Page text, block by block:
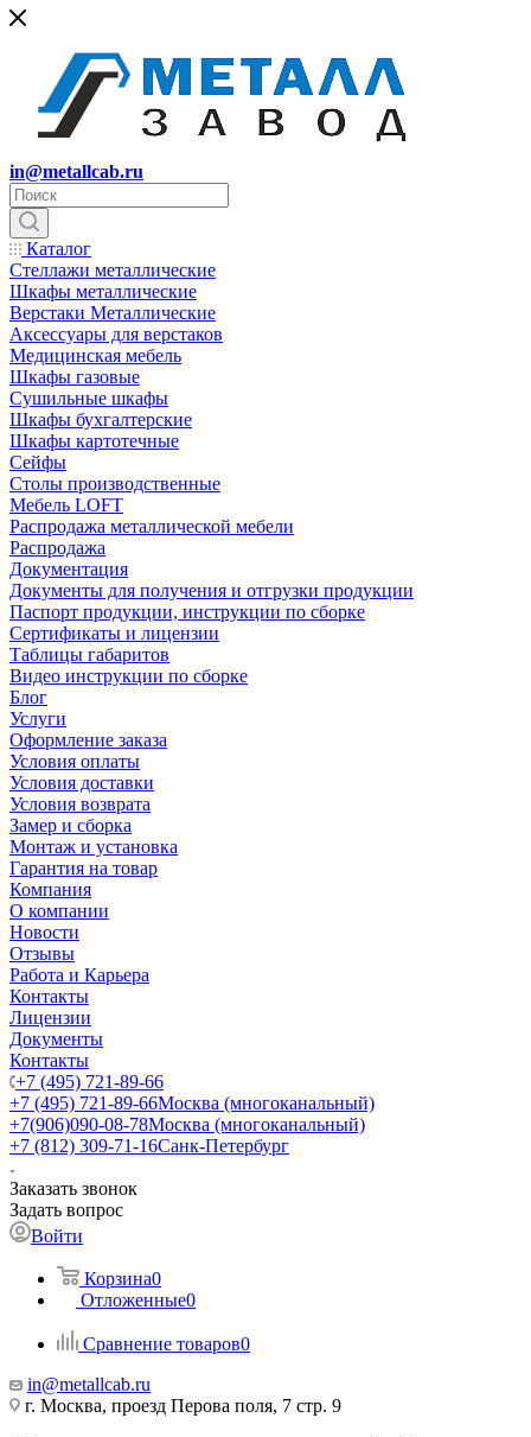
in@metallcab.ru
Каталог
Стеллажи металлические
Шкафы металлические
Верстаки Металлические
Аксессуары для верстаков
Медицинская мебель
Шкафы газовые
Сушильные шкафы
Шкафы бухгалтерские
Шкафы картотечные
Сейфы
Столы производственные
Мебель LOFT
Распродажа металлической мебели
Распродажа
Документация
Документы для получения и отгрузки продукции
Паспорт продукции, инструкции по сборке
Сертификаты и лицензии
Таблицы габаритов
Видео инструкции по сборке
Блог
Услуги
Оформление заказа
Условия оплаты
Условия доставки
Условия возврата
Замер и сборка
Монтаж и установка
Гарантия на товар
Компания
О компании
Новости
Отзывы
Работа и Карьера
Контакты
Лицензии
Документы
Контакты
+7 (495) 721-89-66
+7 (495) 721-89-66Москва (многоканальный)
+7(906)090-08-78Москва (многоканальный)
+7 (812) 309-71-16Санк-Петербург
Заказать звонок
Задать вопрос
Войти
Корзина0
Отложенные0
Сравнение товаров0
in@metallcab.ru
г. Москва, проезд Перова поля, 7 стр. 9